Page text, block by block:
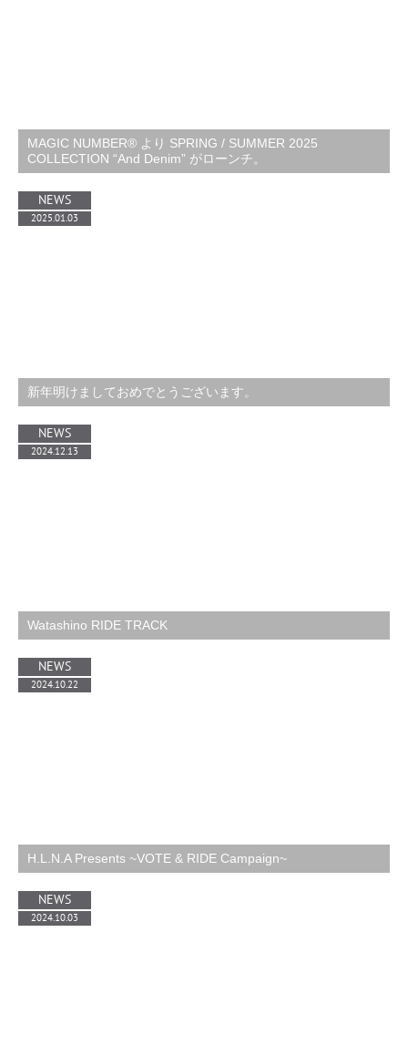
MAGIC NUMBER® より SPRING / SUMMER 2025
COLLECTION “And Denim” がローンチ。
新年明けましておめでとうございます。
NEWS
2025.01.03
Watashino RIDE TRACK
NEWS
2024.12.13
H.L.N.A Presents ~VOTE & RIDE Campaign~
NEWS
2024.10.22
NEWS
2024.10.03